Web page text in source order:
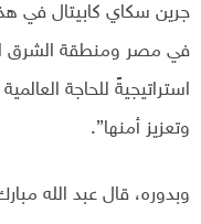
جرين سكاي كابيتال في
في مصر ومنطقة الشرق
استراتيجيةً للحاجة
وتعزيز أمنها”.
وبدوره، قال عبد الله